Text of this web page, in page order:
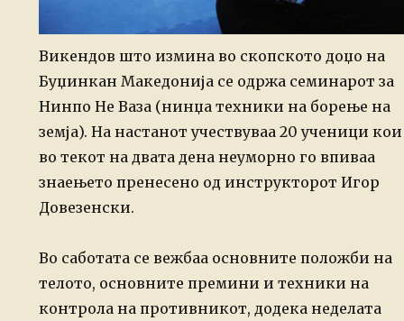
Викендов што измина во скопското доџо на
Буџинкан Македонија се одржасеминарот за
Нинпо Не Ваза (нинџа техники на борење на
земја). Нанастанот учествуваа 20 ученици кои
во текот на двата дена неуморно го впиваа
знаењето пренесено од инструкторот Игор
Довезенски.
Во саботата се вежбаа основните положби на
телото, основните премини и техники на
контрола на противникот, додека неделата